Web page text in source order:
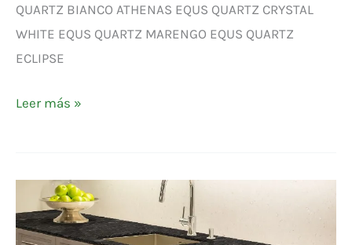
QUARTZ BIANCO ATHENAS EQUS QUARTZ CRYSTAL
WHITE EQUS QUARTZ MARENGO EQUS QUARTZ
ECLIPSE
Leer más »
NATURAL
COHIBA